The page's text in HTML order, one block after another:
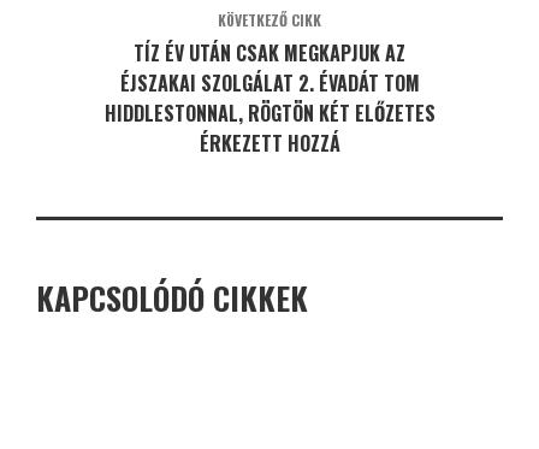
KÖVETKEZŐ CIKK
TÍZ ÉV UTÁN CSAK MEGKAPJUK AZ
ÉJSZAKAI SZOLGÁLAT 2. ÉVADÁT TOM
HIDDLESTONNAL, RÖGTÖN KÉT ELŐZETES
ÉRKEZETT HOZZÁ
KAPCSOLÓDÓ CIKKEK